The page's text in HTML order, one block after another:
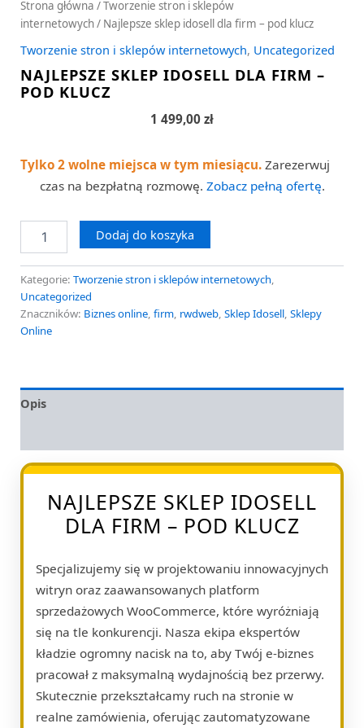
Strona główna /Tworzenie stron i sklepów
internetowych/ Najlepsze sklep idosell dla firm – pod klucz
Tworzenie stron i sklepów internetowych, Uncategorized
NAJLEPSZE SKLEP IDOSELL DLA FIRM –
POD KLUCZ
1 499,00 zł
Tylko 2 wolne miejsca w tym miesiącu. Zarezerwuj
czas na bezpłatną rozmowę. Zobacz pełną ofertę.
Dodaj do koszyka
Kategorie: Tworzenie stron i sklepów internetowych,
Uncategorized
Znaczników: Biznes online, firm, rwdweb, Sklep Idosell, Sklepy
Online
Opis
NAJLEPSZE SKLEP IDOSELL
DLA FIRM – POD KLUCZ
Specjalizujemy się w projektowaniu innowacyjnych
witryn oraz zaawansowanych platform
sprzedażowych WooCommerce, które wyróżniają
się na tle konkurencji. Nasza ekipa ekspertów
kładzie ogromny nacisk na to, aby Twój e-biznes
pracował z maksymalną wydajnością bez przerwy.
Skutecznie przekształcamy ruch na stronie w
realne zamówienia, oferując zautomatyzowane